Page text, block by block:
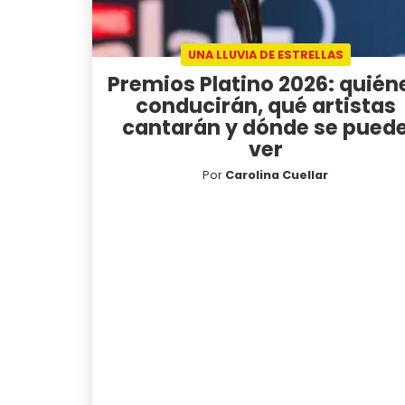
UNA LLUVIA DE ESTRELLAS
Premios Platino 2026:
conducirán, qué artistas
cantarán y dónde se
ver
Por Carolina Cuellar